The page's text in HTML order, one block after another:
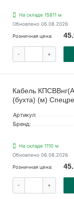
На складе 15811 м
Обновлено 06.08.2026
Розничная цена:
- +
Кабель
(бухта) (м)
Артикул:
Бренд:
На складе 1110 м
Обновлено 06.08.2026
Розничная цена:
- +